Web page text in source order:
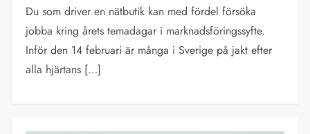
Du som driver en nätbutik kan med fördel försöka
jobba kring årets temadagar i marknadsföringssyfte.
Inför den 14 februari är många i Sverige på jakt efter
alla hjärtans […]